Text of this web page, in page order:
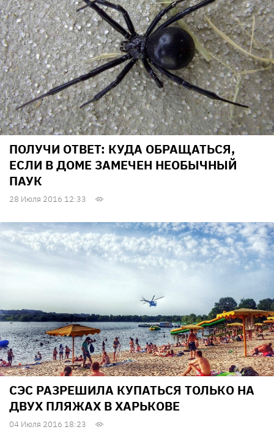
ПОЛУЧИ ОТВЕТ: КУДА ОБРАЩАТЬСЯ,
ЕСЛИ В ДОМЕ ЗАМЕЧЕН НЕОБЫЧНЫЙ
ПАУК
28 Июля 2016 12:33
СЭС РАЗРЕШИЛА КУПАТЬСЯ ТОЛЬКО НА
ДВУХ ПЛЯЖАХ В ХАРЬКОВЕ
04 Июля 2016 18:23